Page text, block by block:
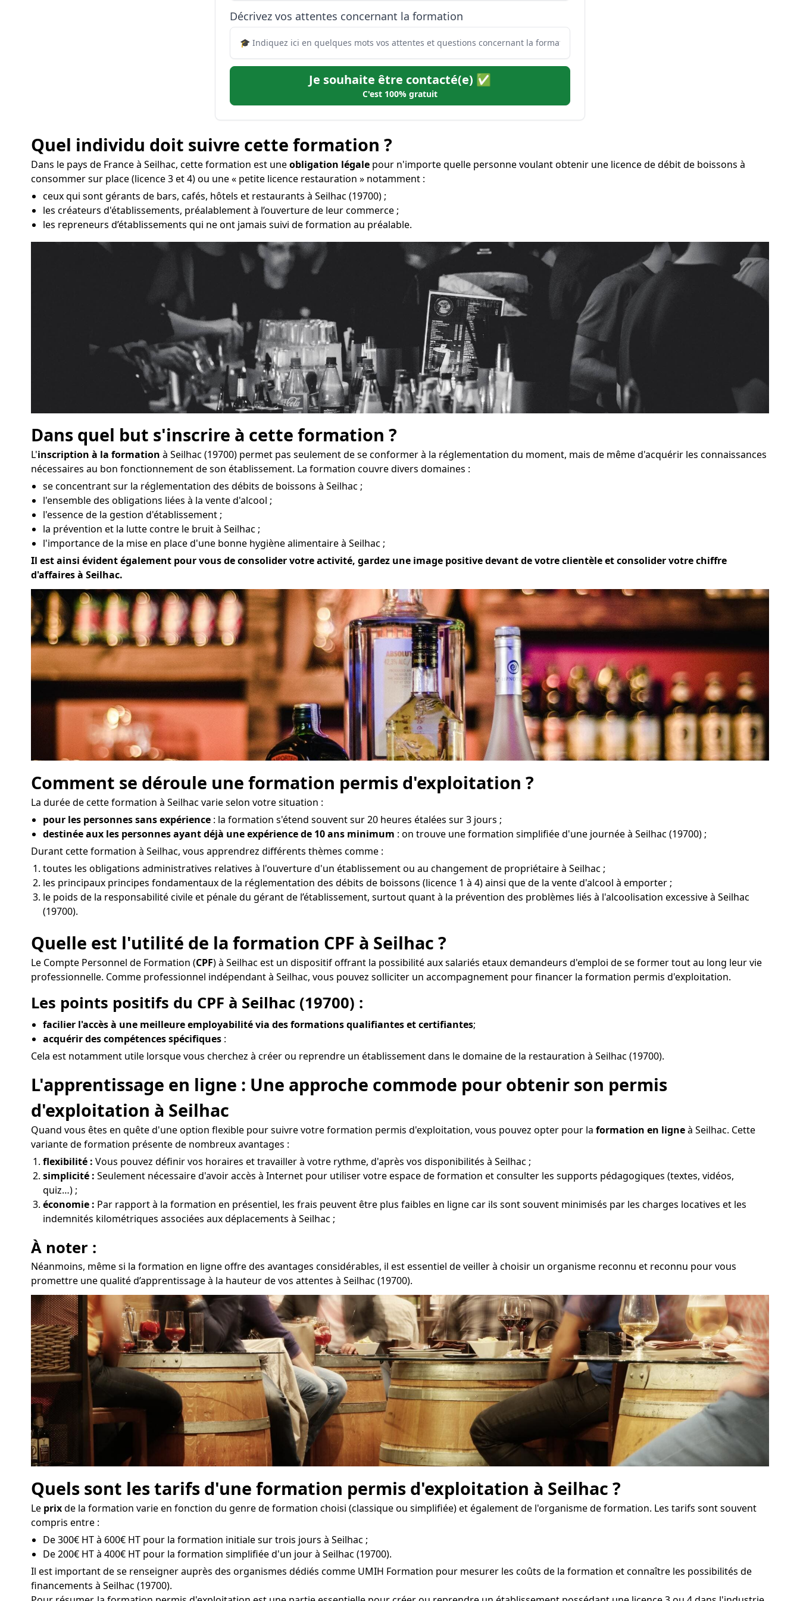
Décrivez vos attentes concernant la formation
Je souhaite être contacté(e) ✅
C'est 100% gratuit
Quel individu doit suivre cette formation ?
Dans le pays de France à Seilhac, cette formation est uneobligation légale pour n'importe quelle personne voulant obtenir une licence de débit de boissons à
consommer sur place (licence 3 et 4) ou une « petite licence restauration » notamment :
ceux qui sont gérants de bars, cafés, hôtels et restaurants à Seilhac (19700) ;
les créateurs d'établissements, préalablement à l’ouverture de leur commerce ;
les repreneurs d’établissements qui ne ont jamais suivi de formation au préalable.
Dans quel but s'inscrire à cette formation ?
L'inscription à la formation à Seilhac (19700) permet pas seulement de se conformer à la réglementation du moment, mais de même d'acquérir les connaissances
nécessaires au bon fonctionnement de son établissement. La formation couvre divers domaines :
se concentrant sur la réglementation des débits de boissons à Seilhac ;
l'ensemble des obligations liées à la vente d'alcool ;
l'essence de la gestion d'établissement ;
la prévention et la lutte contre le bruit à Seilhac ;
l'importance de la mise en place d'une bonne hygiène alimentaire à Seilhac ;
Il est ainsi évident également pour vous de consolider votre activité, gardez une image positive devant de votre clientèle et consolider votre chiffre
d'affaires à Seilhac.
Comment se déroule une formation permis d'exploitation ?
La durée de cette formation à Seilhac varie selon votre situation :
pour les personnes sans expérience : la formation s'étend souvent sur 20 heures étalées sur 3 jours ;
destinée aux les personnes ayant déjà une expérience de 10 ans minimum : on trouve une formation simplifiée d'une journée à Seilhac (19700) ;
Durant cette formation à Seilhac, vous apprendrez différents thèmes comme :
toutes les obligations administratives relatives à l'ouverture d'un établissement ou au changement de propriétaire à Seilhac ;
les principaux principes fondamentaux de la réglementation des débits de boissons (licence 1 à 4) ainsi que de la vente d'alcool à emporter ;
le poids de la responsabilité civile et pénale du gérant de l’établissement, surtout quant à la prévention des problèmes liés à l'alcoolisation excessive à Seilhac
(19700).
Quelle est l'utilité de la formation CPF à Seilhac ?
Le Compte Personnel de Formation (CPF) à Seilhac est un dispositif offrant la possibilité aux salariés etaux demandeurs d'emploi de se former tout au long leur vie
professionnelle. Comme professionnel indépendant à Seilhac, vous pouvez solliciter un accompagnement pour financer la formation permis d'exploitation.
Les points positifs du CPF à Seilhac (19700) :
facilier l'accès à une meilleure employabilité via des formations qualifiantes et certifiantes;
acquérir des compétences spécifiques :
Cela est notamment utile lorsque vous cherchez à créer ou reprendre un établissement dans le domaine de la restauration à Seilhac (19700).
L'apprentissage en ligne : Une approche commode pour obtenir son permis
d'exploitation à Seilhac
Quand vous êtes en quête d'une option flexible pour suivre votre formation permis d'exploitation, vous pouvez opter pour la formation en ligneà Seilhac. Cette
variante de formation présente de nombreux avantages :
flexibilité : Vous pouvez définir vos horaires et travailler à votre rythme, d'après vos disponibilités à Seilhac ;
simplicité : Seulement nécessaire d'avoir accès à Internet pour utiliser votre espace de formation et consulter les supports pédagogiques (textes, vidéos,
quiz…) ;
économie : Par rapport à la formation en présentiel, les frais peuvent être plus faibles en ligne car ils sont souvent minimisés par les charges locatives et les
indemnités kilométriques associées aux déplacements à Seilhac ;
À noter :
Néanmoins, même si la formation en ligne offre des avantages considérables, il est essentiel de veiller à choisir un organisme reconnu et reconnu pour vous
promettre une qualité d’apprentissage à la hauteur de vos attentes à Seilhac (19700).
Quels sont les tarifs d'une formation permis d'exploitation à Seilhac ?
Le prixde la formation varie en fonction du genre de formation choisi (classique ou simplifiée) et également de l'organisme de formation. Les tarifs sont souvent
compris entre :
De 300€ HT à 600€ HT pour la formation initiale sur trois jours à Seilhac ;
De 200€ HT à 400€ HT pour la formation simplifiée d'un jour à Seilhac (19700).
Il est important de se renseigner auprès des organismes dédiés comme UMIH Formation pour mesurer les coûts de la formation et connaître les possibilités de
financements à Seilhac (19700).